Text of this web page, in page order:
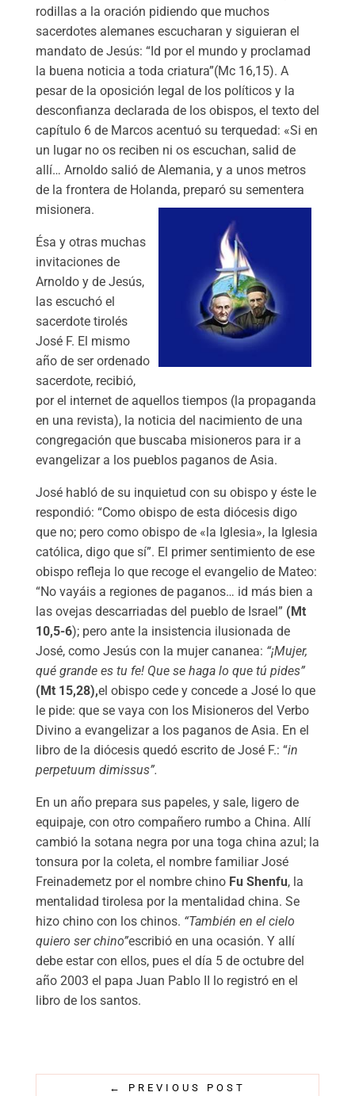
rodillas a la oración pidiendo que muchos
sacerdotes alemanes escucharan y siguieran el
mandato de Jesús: “Id por el mundo y proclamad
la buena noticia a toda criatura”(Mc 16,15). A
pesar de la oposición legal de los políticos y la
desconfianza declarada de los obispos, el texto del
capítulo 6 de Marcos acentuó su terquedad: «Si en
un lugar no os reciben ni os escuchan, salid de
allí… Arnoldo salió de Alemania, y a unos metros
de la frontera de Holanda, preparó su sementera
misionera.
Ésa y otras muchas
invitaciones de
Arnoldo y de Jesús,
las escuchó el
sacerdote tirolés
José F. El mismo
año de ser ordenado
sacerdote, recibió,
por el internet de aquellos tiempos (la propaganda
en una revista), la noticia del nacimiento de una
congregación que buscaba misioneros para ir a
evangelizar a los pueblos paganos de Asia.
José habló de su inquietud con su obispo y éste le
respondió: “Como obispo de esta diócesis digo
que no; pero como obispo de «la Iglesia», la Iglesia
católica, digo que sí”. El primer sentimiento de ese
obispo refleja lo que recoge el evangelio de Mateo:
“No vayáis a regiones de paganos… id más bien a
las ovejas descarriadas del pueblo de Israel” (Mt
10,5-6); pero ante la insistencia ilusionada de
José, como Jesús con la mujer cananea: “¡Mujer,
qué grande es tu fe! Que se haga lo que tú pides”
(Mt 15,28),el obispo cede y concede a José lo que
le pide: que se vaya con los Misioneros del Verbo
Divino a evangelizar a los paganos de Asia. En el
libro de la diócesis quedó escrito de José F.: “in
perpetuum dimissus”.
En un año prepara sus papeles, y sale, ligero de
equipaje, con otro compañero rumbo a China. Allí
cambió la sotana negra por una toga china azul; la
tonsura por la coleta, el nombre familiar José
Freinademetz por el nombre chino Fu Shenfu, la
mentalidad tirolesa por la mentalidad china. Se
hizo chino con los chinos. “También en el cielo
quiero ser chino”escribió en una ocasión. Y allí
debe estar con ellos, pues el día 5 de octubre del
año 2003 el papa Juan Pablo II lo registró en el
libro de los santos.
← PREVIOUS POST